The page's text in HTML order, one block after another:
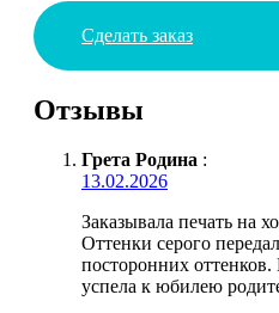
Сделать заказ
Отзывы
Грета Родина :
13.02.2026
Заказывала печать на
Оттенки серого
посторонних
успела к юбилею